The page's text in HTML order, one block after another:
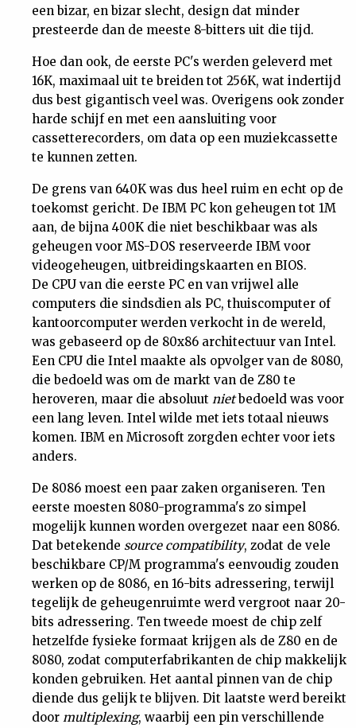
Contact
een bizar, en bizar slecht, design dat minder
presteerde dan de meeste 8-bitters uit die tijd.
Hoe dan ook, de eerste PC's werden geleverd met
16K, maximaal uit te breiden tot 256K, wat indertijd
dus best gigantisch veel was. Overigens ook zonder
harde schijf en met een aansluiting voor
cassetterecorders, om data op een muziekcassette
te kunnen zetten.
De grens van 640K was dus heel ruim en echt op de
toekomst gericht. De IBM PC kon geheugen tot 1M
aan, de bijna 400K die niet beschikbaar was als
geheugen voor MS-DOS reserveerde IBM voor
videogeheugen, uitbreidingskaarten en BIOS.
De CPU van die eerste PC en van vrijwel alle
computers die sindsdien als PC, thuiscomputer of
kantoorcomputer werden verkocht in de wereld,
was gebaseerd op de 80x86 architectuur van Intel.
Een CPU die Intel maakte als opvolger van de 8080,
die bedoeld was om de markt van de Z80 te
heroveren, maar die absoluut nietbedoeld was voor
een lang leven. Intel wilde met iets totaal nieuws
komen. IBM en Microsoft zorgden echter voor iets
anders.
De 8086 moest een paar zaken organiseren. Ten
eerste moesten 8080-programma's zo simpel
mogelijk kunnen worden overgezet naar een 8086.
Dat betekende source compatibility, zodat de vele
beschikbare CP/M programma's eenvoudig zouden
werken op de 8086, en 16-bits adressering, terwijl
tegelijk de geheugenruimte werd vergroot naar 20-
bits adressering. Ten tweede moest de chip zelf
hetzelfde fysieke formaat krijgen als de Z80 en de
8080, zodat computerfabrikanten de chip makkelijk
konden gebruiken. Het aantal pinnen van de chip
diende dus gelijk te blijven. Dit laatste werd bereikt
door multiplexing, waarbij een pin verschillende